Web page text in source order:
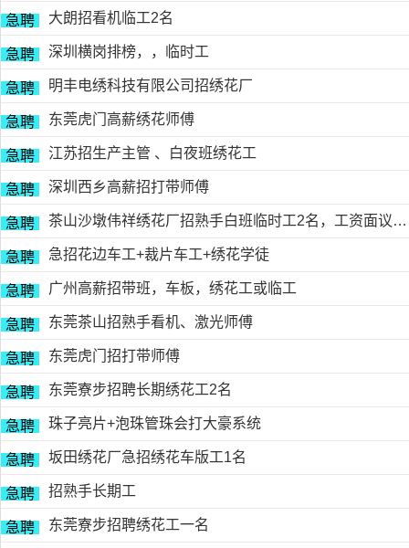
急聘 大朗招看机临工2名
急聘 深圳横岗排榜，，临时工
急聘 明丰电绣科技有限公司招绣花厂
急聘 东莞虎门高薪绣花师傅
急聘 江苏招生产主管 、白夜班绣花工
急聘 深圳西乡高薪招打带师傅
急聘 茶山沙墩伟祥绣花厂招熟手白班临时工2名，工资面议，包吃住有的请电18676754153黎生
急聘 急招花边车工+裁片车工+绣花学徒
急聘 广州高薪招带班，车板，绣花工或临工
急聘 东莞茶山招熟手看机、激光师傅
急聘 东莞虎门招打带师傅
急聘 东莞寮步招聘长期绣花工2名
急聘 珠子亮片+泡珠管珠会打大豪系统
急聘 坂田绣花厂急招绣花车版工1名
急聘 招熟手长期工
急聘 东莞寮步招聘绣花工一名